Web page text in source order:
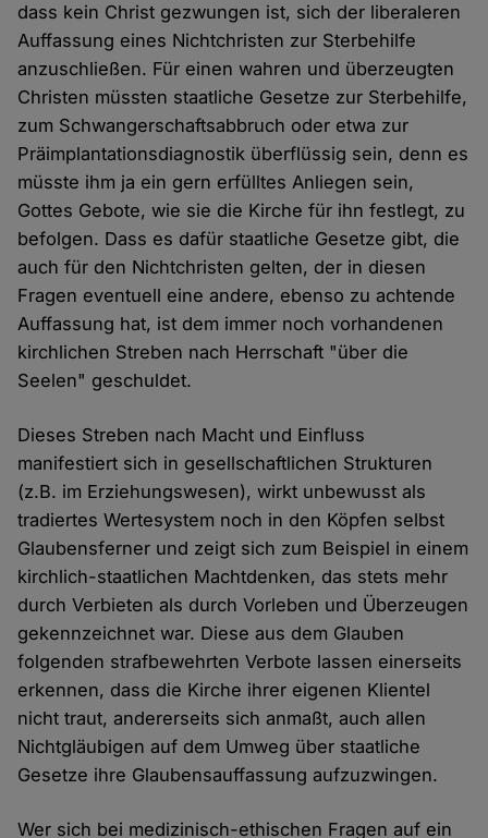
dass kein Christ gezwungen ist, sich der liberaleren
Auffassung eines Nichtchristen zur Sterbehilfe
anzuschließen. Für einen wahren und überzeugten
Christen müssten staatliche Gesetze zur Sterbehilfe,
zum Schwangerschaftsabbruch oder etwa zur
Präimplantationsdiagnostik überflüssig sein, denn es
müsste ihm ja ein gern erfülltes Anliegen sein,
Gottes Gebote, wie sie die Kirche für ihn festlegt, zu
befolgen. Dass es dafür staatliche Gesetze gibt, die
auch für den Nichtchristen gelten, der in diesen
Fragen eventuell eine andere, ebenso zu achtende
Auffassung hat, ist dem immer noch vorhandenen
kirchlichen Streben nach Herrschaft "über die
Seelen" geschuldet.
Dieses Streben nach Macht und Einfluss
manifestiert sich in gesellschaftlichen Strukturen
(z.B. im Erziehungswesen), wirkt unbewusst als
tradiertes Wertesystem noch in den Köpfen selbst
Glaubensferner und zeigt sich zum Beispiel in einem
kirchlich-staatlichen Machtdenken, das stets mehr
durch Verbieten als durch Vorleben und Überzeugen
gekennzeichnet war. Diese aus dem Glauben
folgenden strafbewehrten Verbote lassen einerseits
erkennen, dass die Kirche ihrer eigenen Klientel
nicht traut, andererseits sich anmaßt, auch allen
Nichtgläubigen auf dem Umweg über staatliche
Gesetze ihre Glaubensauffassung aufzuzwingen.
Wer sich bei medizinisch-ethischen Fragen auf ein